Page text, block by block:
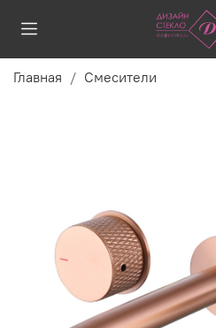
Главная Смесители